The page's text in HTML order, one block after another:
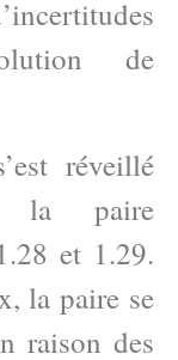
de
réveillé
la paire
et 1.29.
la paire se
raison des